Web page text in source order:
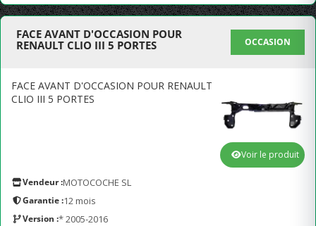
FACE AVANT D'OCCASION POUR
RENAULT CLIO III 5 PORTES
OCCASION
FACE AVANT D'OCCASION POUR RENAULT
CLIO III 5 PORTES
Vendeur :MOTOCOCHE SL
Garantie :12 mois
Version :* 2005-2016
Voir le produit